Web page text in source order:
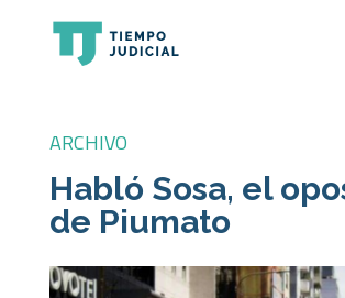
ARCHIVO
Habló Sosa, el
de Piumato